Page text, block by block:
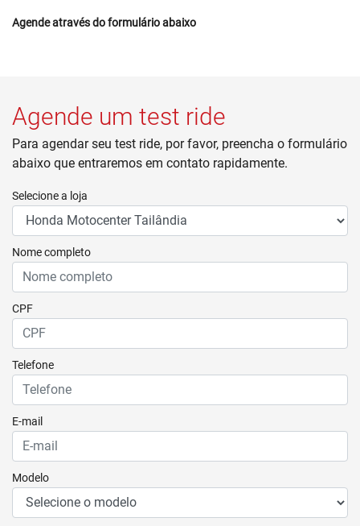
Agende através do formulário abaixo
Agende um test ride
Para agendar seu test ride, por favor, preencha o formulário
abaixo que entraremos em contato rapidamente.
Selecione a loja
Nome completo
CPF
Telefone
E-mail
Modelo